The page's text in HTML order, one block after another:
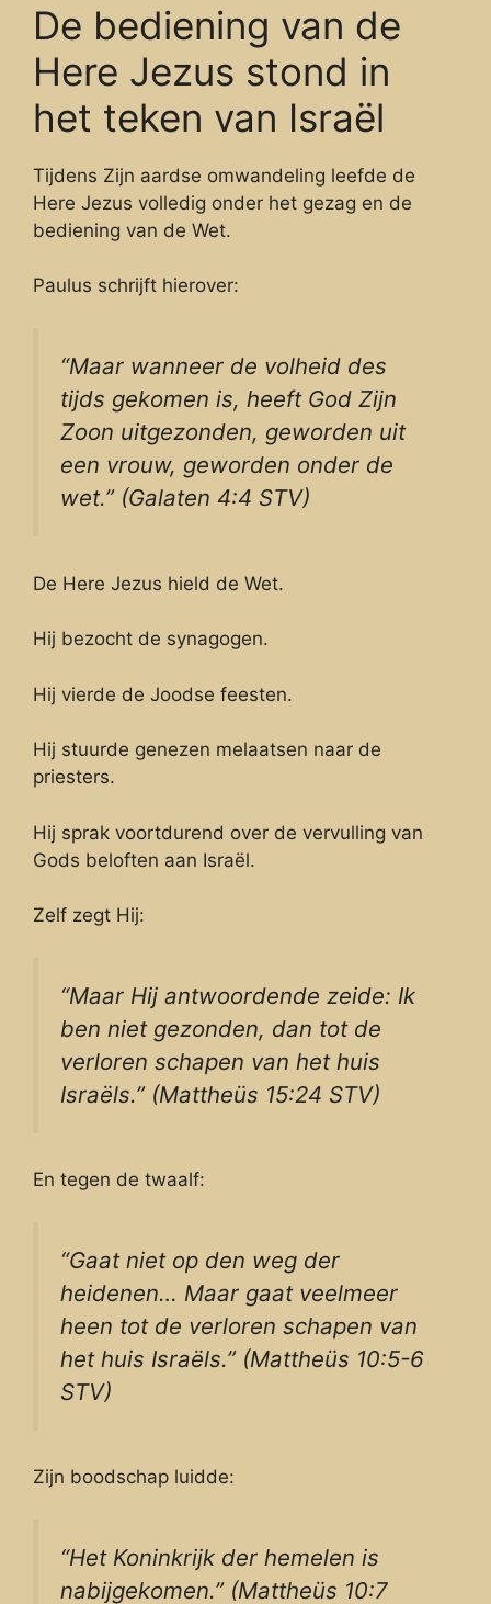
De bediening van de
Here Jezus stond in
het teken van Israël
Tijdens Zijn aardse omwandeling leefde de
Here Jezus volledig onder het gezag en de
bediening van de Wet.
Paulus schrijft hierover:
“Maar wanneer de volheid des
tijds gekomen is, heeft God Zijn
Zoon uitgezonden, geworden uit
een vrouw, geworden onder de
wet.” (Galaten 4:4 STV)
De Here Jezus hield de Wet.
Hij bezocht de synagogen.
Hij vierde de Joodse feesten.
Hij stuurde genezen melaatsen naar de
priesters.
Hij sprak voortdurend over de vervulling van
Gods beloften aan Israël.
Zelf zegt Hij:
“Maar Hij antwoordende zeide: Ik
ben niet gezonden, dan tot de
verloren schapen van het huis
Israëls.” (Mattheüs 15:24 STV)
En tegen de twaalf:
“Gaat niet op den weg der
heidenen… Maar gaat veelmeer
heen tot de verloren schapen van
het huis Israëls.” (Mattheüs 10:5-6
STV)
Zijn boodschap luidde:
“Het Koninkrijk der hemelen is
nabijgekomen.” (Mattheüs 10:7